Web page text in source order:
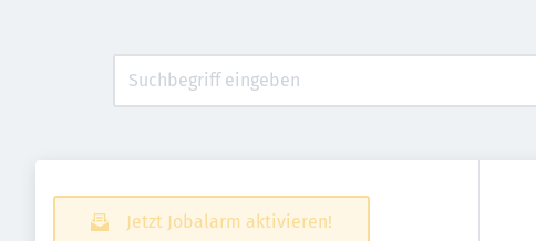
Jetzt Jobalarm aktivieren!